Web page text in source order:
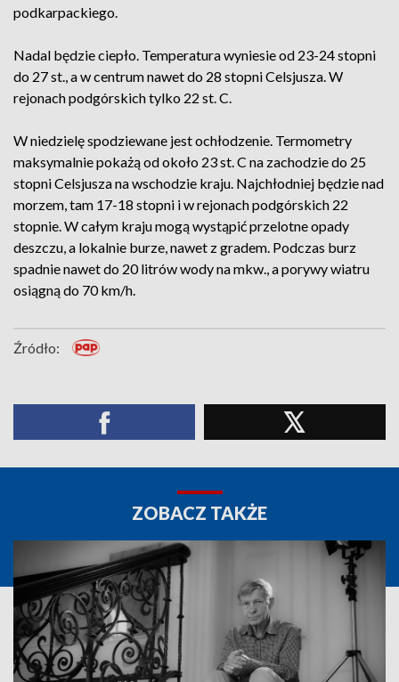
podkarpackiego.
Nadal będzie ciepło. Temperatura wyniesie od 23-24 stopni
do 27 st., a w centrum nawet do 28 stopni Celsjusza. W
rejonach podgórskich tylko 22 st. C.
W niedzielę spodziewane jest ochłodzenie. Termometry
maksymalnie pokażą od około 23 st. C na zachodzie do 25
stopni Celsjusza na wschodzie kraju. Najchłodniej będzie nad
morzem, tam 17-18 stopni i w rejonach podgórskich 22
stopnie. W całym kraju mogą wystąpić przelotne opady
deszczu, a lokalnie burze, nawet z gradem. Podczas burz
spadnie nawet do 20 litrów wody na mkw., a porywy wiatru
osiągną do 70 km/h.
Źródło:
ZOBACZ TAKŻE